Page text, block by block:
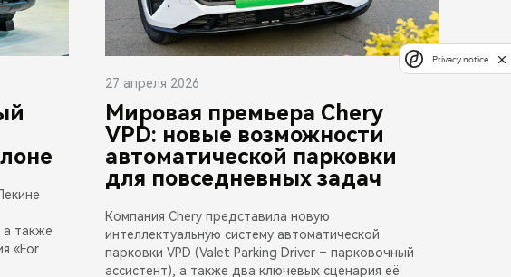
а также
«For
27 апреля 2026
Мировая премьера Chery
VPD: новые возможности
автоматической парковки
для повседневных задач
Компания Chery представила новую
интеллектуальную систему автоматической
парковки VPD (Valet Parking Driver – парковочный
ассистент), а также два ключевых сценария её
Privacy notice